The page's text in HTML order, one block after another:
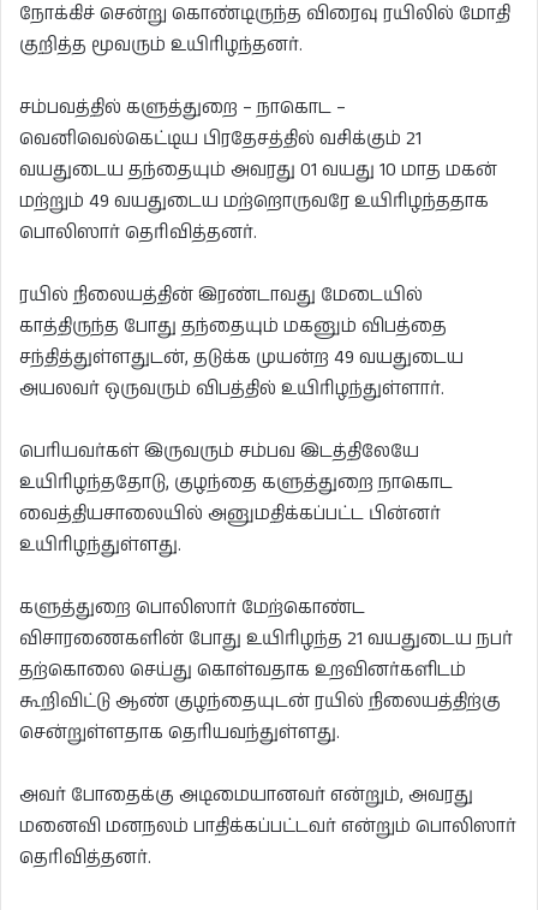
நோக்கிச் சென்று கொண்டிருந்த விரைவு ரயிலில் மோதி
குறித்த மூவரும் உயிரிழந்தனர்.
சம்பவத்தில் களுத்துறை – நாகொட –
வெனிவெல்கெட்டிய பிரதேசத்தில் வசிக்கும் 21
வயதுடைய தந்தையும் அவரது 01 வயது 10 மாத மகன்
மற்றும் 49 வயதுடைய மற்றொருவரே உயிரிழந்ததாக
பொலிஸார் தெரிவித்தனர்.
ரயில் நிலையத்தின் இரண்டாவது மேடையில்
காத்திருந்த போது தந்தையும் மகனும் விபத்தை
சந்தித்துள்ளதுடன், தடுக்க முயன்ற 49 வயதுடைய
அயலவர் ஒருவரும் விபத்தில் உயிரிழந்துள்ளார்.
பெரியவர்கள் இருவரும் சம்பவ இடத்திலேயே
உயிரிழந்ததோடு, குழந்தை களுத்துறை நாகொட
வைத்தியசாலையில் அனுமதிக்கப்பட்ட பின்னர்
உயிரிழந்துள்ளது.
களுத்துறை பொலிஸார் மேற்கொண்ட
விசாரணைகளின் போது உயிரிழந்த 21 வயதுடைய நபர்
தற்கொலை செய்து கொள்வதாக உறவினர்களிடம்
கூறிவிட்டு ஆண் குழந்தையுடன் ரயில் நிலையத்திற்கு
சென்றுள்ளதாக தெரியவந்துள்ளது.
அவர் போதைக்கு அடிமையானவர் என்றும், அவரது
மனைவி மனநலம் பாதிக்கப்பட்டவர் என்றும் பொலிஸார்
தெரிவித்தனர்.